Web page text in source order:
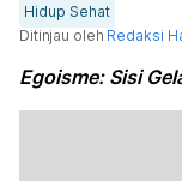
Hidup Sehat
Ditinjau oleh Redaksi
Egoisme: Sisi